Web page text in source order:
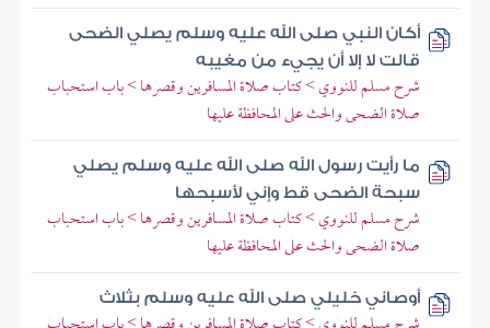
أكان النبي صلى الله عليه وسلم يصلي الضحى
قالت لا إلا أن يجيء من مغيبه
شرح مسلم للنووي > كتاب صلاة المسافرين وقصرها > باب استحباب
صلاة الضحى والحث على المحافظة عليها
ما رأيت رسول الله صلى الله عليه وسلم يصلي
سبحة الضحى قط وإني لأسبحها
شرح مسلم للنووي > كتاب صلاة المسافرين وقصرها > باب استحباب
صلاة الضحى والحث على المحافظة عليها
أوصاني خليلي صلى الله عليه وسلم بثلاث